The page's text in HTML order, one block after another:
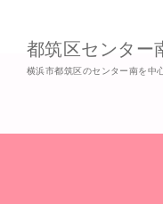
都筑区センター
横浜市都筑区のセンター南を中